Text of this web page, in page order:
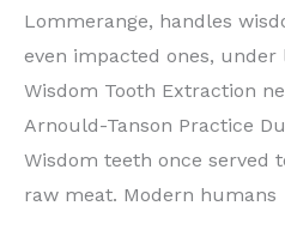
Luxembourg
Lommerange, handles
even impacted ones, under
Wisdom Tooth Extraction
Arnould-Tanson Practice
Wisdom teeth once served
raw meat. Modern humans